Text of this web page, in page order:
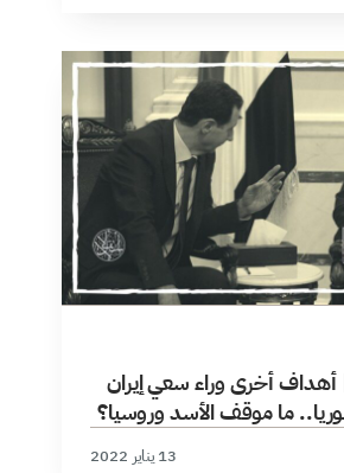
أهداف أخرى وراء سعي إيران
ما موقف الأسد وروسيا؟
13 يناير 2022